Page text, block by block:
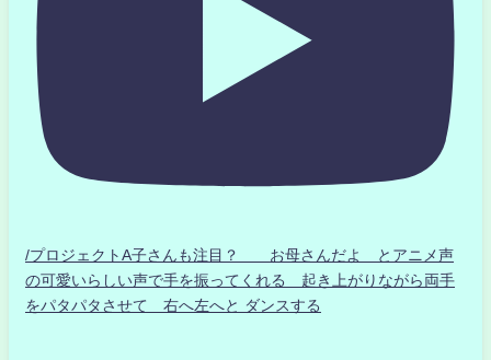
/プロジェクトA子さんも注目？ お母さんだよ とアニメ声
の可愛いらしい声で手を振ってくれる 起き上がりながら両手
をパタパタさせて 右へ左へと ダンスする